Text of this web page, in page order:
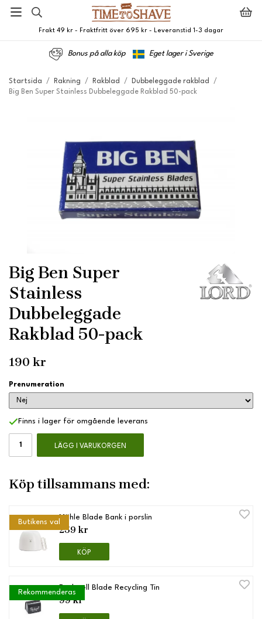
Frakt 49 kr - Fraktfritt över 695 kr - Leveranstid 1-3 dagar
Bonus på alla köp Eget lager i Sverige
Startsida / Rakning / Rakblad / Dubbeleggade rakblad
/
Big Ben Super Stainless Dubbeleggade Rakblad 50-pack
Big Ben Super
Stainless
Dubbeleggade
Rakblad 50-pack
190 kr
Prenumeration
Finns i lager för omgående leverans
LÄGG I VARUKORGEN
Köp tillsammans med:
Butikens val
Mühle Blade Bank i porslin
259 kr
KÖP
Rekommenderas
Rockwell Blade Recycling Tin
99 kr